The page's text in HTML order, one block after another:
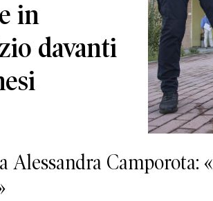
in
davanti
Alessandra